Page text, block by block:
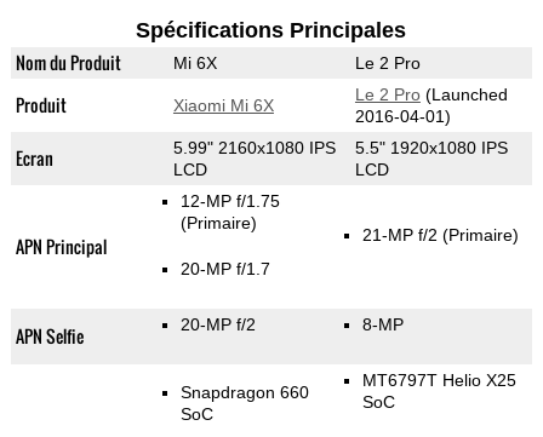
Spécifications Principales
Nom du Produit Mi 6X Le 2 Pro
Produit Xiaomi Mi 6X
Le 2 Pro(Launched
2016-04-01)
Ecran
5.99" 2160x1080 IPS
LCD
5.5" 1920x1080 IPS
LCD
APN Principal
12-MP f/1.75
(Primaire)
20-MP f/1.7
21-MP f/2 (Primaire)
APN Selfie 20-MP f/2 8-MP
Snapdragon 660
SoC
MT6797T Helio X25
SoC